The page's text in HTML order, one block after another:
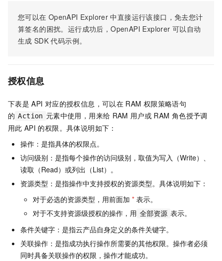
您可以在 OpenAPI Explorer 中直接运行该接口，免去您计
算签名的困扰。运行成功后，OpenAPI Explorer 可以自动
生成 SDK 代码示例。
授权信息
下表是 API 对应的授权信息，可以在 RAM 权限策略语句
的 Action 元素中使用，用来给 RAM 用户或 RAM 角色授予调
用此 API 的权限。具体说明如下：
操作：是指具体的权限点。
访问级别：是指每个操作的访问级别，取值为写入（Write）、
读取（Read）或列出（List）。
资源类型：是指操作中支持授权的资源类型。具体说明如下：
对于必选的资源类型，用前面加 * 表示。
对于不支持资源级授权的操作，用 全部资源 表示。
条件关键字：是指云产品自身定义的条件关键字。
关联操作：是指成功执行操作所需要的其他权限。操作者必须
同时具备关联操作的权限，操作才能成功。